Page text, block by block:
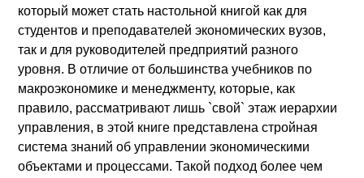
который может стать настольной книгой как для
студентов и преподавателей экономических вузов,
так и для руководителей предприятий разного
уровня. В отличие от большинства учебников по
макроэкономике и менеджменту, которые, как
правило, рассматривают лишь `свой` этаж иерархии
управления, в этой книге представлена стройная
система знаний об управлении экономическими
объектами и процессами. Такой подход более чем